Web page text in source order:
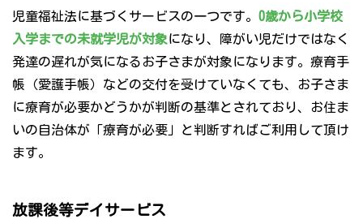
児童福祉法に基づくサービスの一つです。 0歳から小学校
入学までの未就学児が対象になり、障がい児だけではなく
発達の遅れが気になるお子さまが対象になります。療育手
帳（愛護手帳）などの交付を受けていなくても、お子さま
に療育が必要かどうかが判断の基準とされており、お住ま
いの自治体が「療育が必要」と判断すればご利用して頂け
ます。
放課後等デイサービス